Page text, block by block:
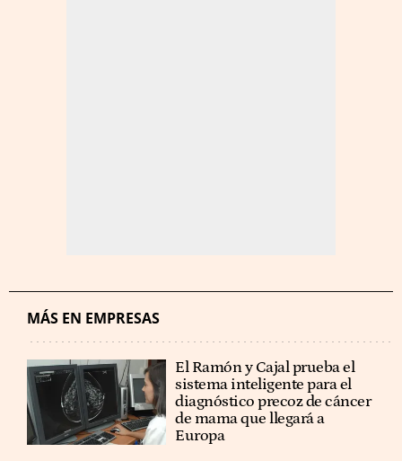
MÁS EN EMPRESAS
El Ramón y Cajal prueba el
sistema inteligente para el
diagnóstico precoz de cáncer
de mama que llegará a
Europa